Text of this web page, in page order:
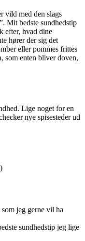
vild med den slags
Mit bedste sundhedstip
efter, hvad dine
hører der sig det
eller pommes frittes
som enten bliver doven,
Lige noget for en
nye spisesteder ud
jeg gerne vil ha
sundhedstip jeg lige